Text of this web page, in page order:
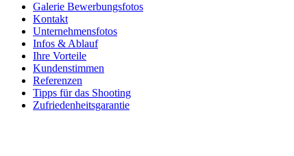
Galerie Bewerbungsfotos
Kontakt
Unternehmensfotos
Infos & Ablauf
Ihre Vorteile
Kundenstimmen
Referenzen
Tipps für das Shooting
Zufriedenheitsgarantie